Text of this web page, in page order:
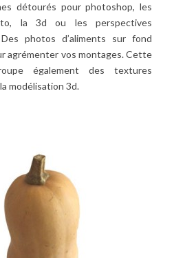
détourés pour photoshop, les
la 3d ou les perspectives
Des photos d’aliments sur fond
agrémenter vos montages. Cette
également des textures
modélisation 3d.